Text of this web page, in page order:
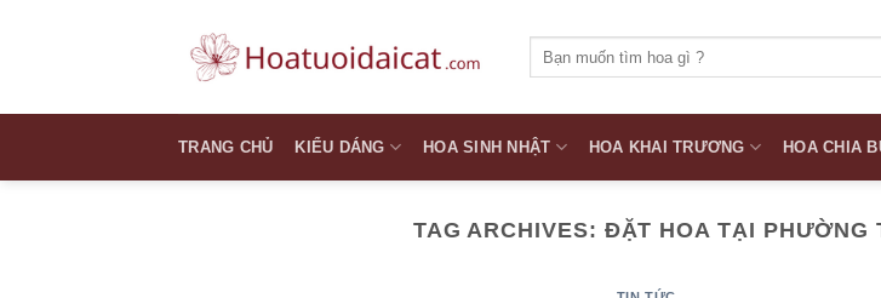
kiếm:
TRANG CHỦ KIỂU DÁNG HOA SINH NHẬT HOA KHAI TRƯƠNG HOA CHIA
TAG ARCHIVES: ĐẶT HOA TẠI PHƯỜNG